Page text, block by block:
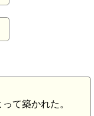
て築かれた。